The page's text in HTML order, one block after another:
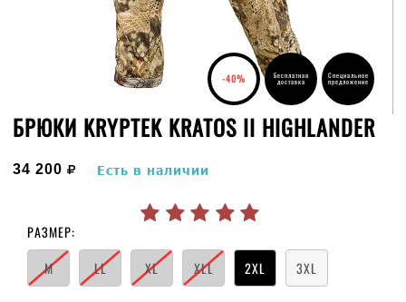
-40% Бесплатная
доставка
Специальное
предложение
БРЮКИ KRYPTEK KRATOS II HIGHLANDER
34 200 руб.
Есть в наличии
РАЗМЕР:
M
LL XL XLL 2XL 3XL